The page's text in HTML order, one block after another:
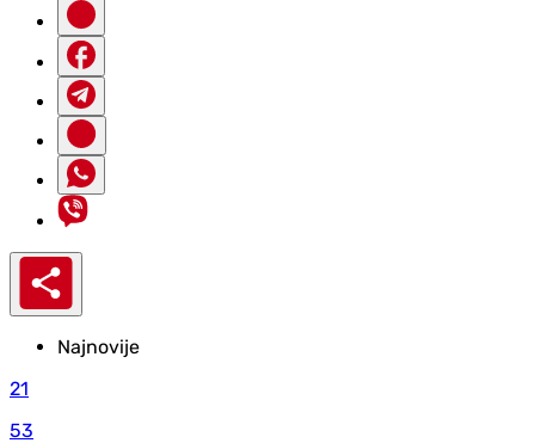
Najnovije
21
53